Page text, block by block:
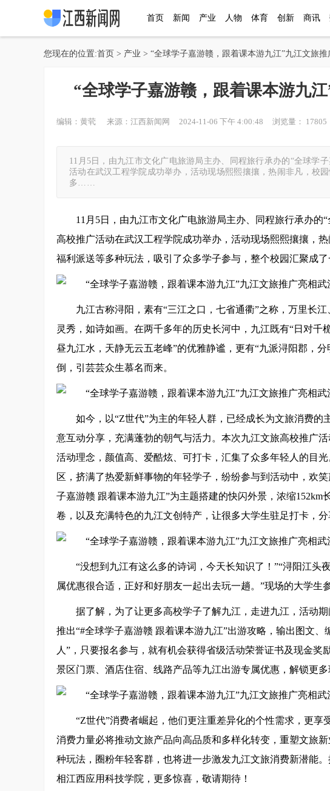
首页 新闻 产业 人物 体育 创新 商讯
您现在的位置:首页 > 产业 > “全球学子嘉游赣，跟着课本游九江”九江文旅推
“全球学子嘉游赣，跟着课本游九
编辑：黄茕 来源：江西新闻网 2024-11-06 下午 4:00:48 浏览量： 17805
11月5日，由九江市文化广电旅游局主办、同程旅行承办的“全球学
活动在武汉工程学院成功举办，活动现场熙熙攘攘，热闹非凡，校
多……
11月5日，由九江市文化广电旅游局主办、同程旅行承办的
高校推广活动在武汉工程学院成功举办，活动现场熙熙攘攘，
福利派送等多种玩法，吸引了众多学子参与，整个校园汇聚成了
九江古称浔阳，素有“三江之口，七省通衢”之称，万里长
灵秀，如诗如画。在两千多年的历史长河中，九江既有“日对千
昼九江水，天静无云五老峰”的优雅静谧，更有“九派浔阳郡，
倒，引芸芸众生慕名而来。
如今，以“Z世代”为主的年轻人群，已经成长为文旅消费
意互动分享，充满蓬勃的朝气与活力。本次九江文旅高校推广
活动理念，颜值高、爱酷炫、可打卡，汇集了众多年轻人的目
区，挤满了热爱新鲜事物的年轻学子，纷纷参与到活动中，欢
子嘉游赣 跟着课本游九江”为主题搭建的快闪外景，浓缩
卷，以及充满特色的九江文创特产，让很多大学生驻足打卡，分
“没想到九江有这么多的诗词，今天长知识了！”“浔阳江头
属优惠很合适，正好和好朋友一起出去玩一趟。”现场的大学生
据了解，为了让更多高校学子了解九江，走进九江，活动
推出“#全球学子嘉游赣 跟着课本游九江”出游攻略，输出图文
人”，只要报名参与，就有机会获得省级活动荣誉证书及现金奖
景区门票、酒店住宿、线路产品等九江出游专属优惠，解锁更多
“Z世代”消费者崛起，他们更注重差异化的个性需求，更享
消费力量必将推动文旅产品向高品质和多样化转变，重塑文旅
种玩法，圈粉年轻客群，也将进一步激发九江文旅消费新潜能
相江西应用科技学院，更多惊喜，敬请期待！